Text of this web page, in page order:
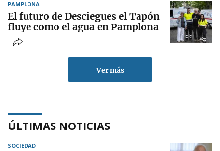
PAMPLONA
El futuro de Desciegues el Tapón
fluye como el agua en Pamplona
Ver más
ÚLTIMAS NOTICIAS
SOCIEDAD